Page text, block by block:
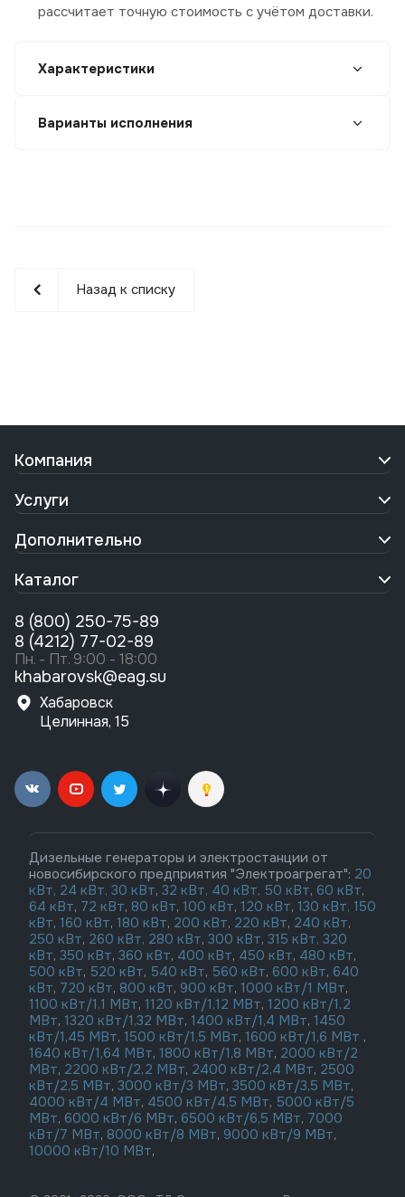
рассчитает точную стоимость с учётом доставки.
Характеристики
Варианты исполнения
Назад к списку
Компания
Услуги
Дополнительно
Каталог
8 (800) 250-75-89
8 (4212) 77-02-89
Пн. - Пт. 9:00 - 18:00
khabarovsk@eag.su
Хабаровск
Целинная, 15
Дизельные генераторы и электростанции от
новосибирского предприятия "Электроагрегат": 20
кВт, 24 кВт, 30 кВт, 32 кВт, 40 кВт, 50 кВт, 60 кВт,
64 кВт, 72 кВт, 80 кВт, 100 кВт, 120 кВт, 130 кВт, 150
кВт, 160 кВт, 180 кВт, 200 кВт, 220 кВт, 240 кВт,
250 кВт, 260 кВт, 280 кВт, 300 кВт, 315 кВт, 320
кВт, 350 кВт, 360 кВт, 400 кВт, 450 кВт, 480 кВт,
500 кВт, 520 кВт, 540 кВт, 560 кВт, 600 кВт, 640
кВт, 720 кВт, 800 кВт, 900 кВт, 1000 кВт/1 МВт,
1100 кВт/1,1 МВт, 1120 кВт/1,12 МВт, 1200 кВт/1,2
МВт, 1320 кВт/1,32 МВт, 1400 кВт/1,4 МВт, 1450
кВт/1,45 МВт, 1500 кВт/1,5 МВт, 1600 кВт/1,6 МВт ,
1640 кВт/1,64 МВт, 1800 кВт/1,8 МВт, 2000 кВт/2
МВт, 2200 кВт/2,2 МВт, 2400 кВт/2,4 МВт, 2500
кВт/2,5 МВт, 3000 кВт/3 МВт, 3500 кВт/3,5 МВт,
4000 кВт/4 МВт, 4500 кВт/4,5 МВт, 5000 кВт/5
МВт, 6000 кВт/6 МВт, 6500 кВт/6,5 МВт, 7000
кВт/7 МВт, 8000 кВт/8 МВт, 9000 кВт/9 МВт,
10000 кВт/10 МВт,